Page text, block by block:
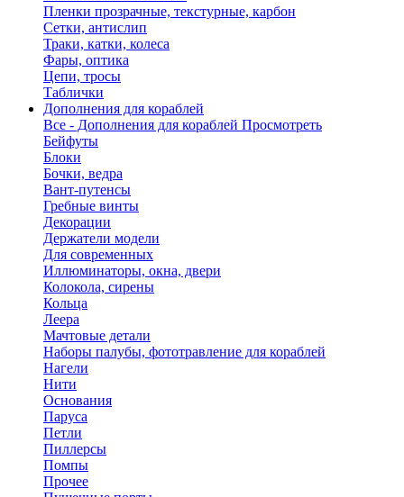
Пленки прозрачные, текстурные, карбон
Сетки, антислип
Траки, катки, колеса
Фары, оптика
Цепи, тросы
Таблички
Дополнения для кораблей
Все - Дополнения для кораблей Просмотреть
Бейфуты
Блоки
Бочки, ведра
Вант-путенсы
Гребные винты
Декорации
Держатели модели
Для современных
Иллюминаторы, окна, двери
Колокола, сирены
Кольца
Леера
Мачтовые детали
Наборы палубы, фототравление для кораблей
Нагели
Нити
Основания
Паруса
Петли
Пиллерсы
Помпы
Прочее